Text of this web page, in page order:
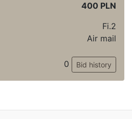
400 PLN
Fi.2
Air mail
0 Bid history